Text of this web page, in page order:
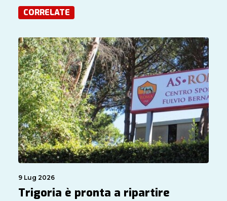
CORRELATE
9 Lug 2026
Trigoria è pronta a ripartire